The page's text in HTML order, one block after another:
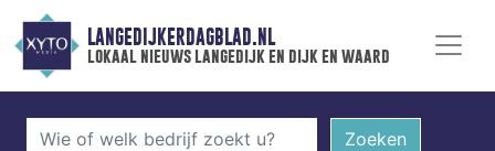
LANGEDIJKERDAGBLAD.NL
lokaal nieuws langedijk en dijk en waard
Zoeken